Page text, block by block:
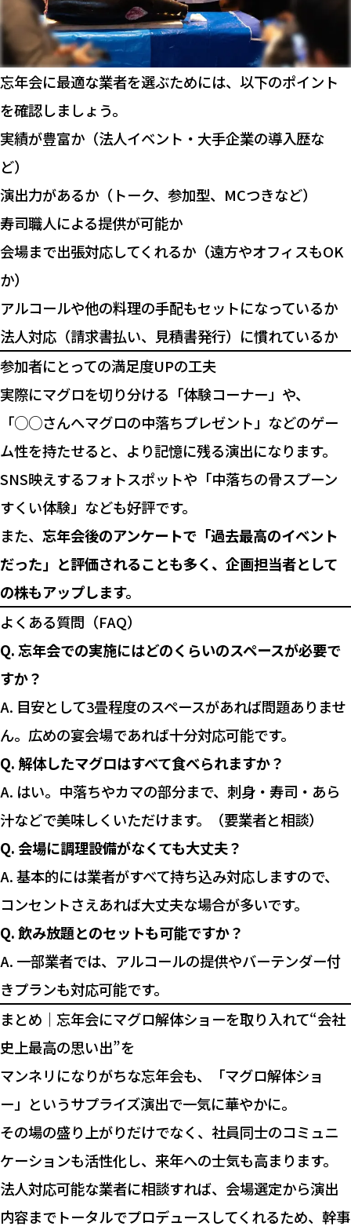
忘年会に最適な業者を選ぶためには、以下のポイント
を確認しましょう。
実績が豊富か（法人イベント・大手企業の導入歴な
ど）
演出力があるか（トーク、参加型、MCつきなど）
寿司職人による提供が可能か
会場まで出張対応してくれるか（遠方やオフィスもOK
か）
アルコールや他の料理の手配もセットになっているか
法人対応（請求書払い、見積書発行）に慣れているか
参加者にとっての満足度UPの工夫
実際にマグロを切り分ける「体験コーナー」や、
「○○さんへマグロの中落ちプレゼント」などのゲー
ム性を持たせると、より記憶に残る演出になります。
SNS映えするフォトスポットや「中落ちの骨スプーン
すくい体験」なども好評です。
また、 忘年会後のアンケートで「過去最高のイベント
だった」と評価されることも多く、企画担当者として
の株もアップします。
よくある質問（FAQ）
Q. 忘年会での実施にはどのくらいのスペースが必要で
すか？
A. 目安として3畳程度のスペースがあれば問題ありませ
ん。広めの宴会場であれば十分対応可能です。
Q. 解体したマグロはすべて食べられますか？
A. はい。中落ちやカマの部分まで、刺身・寿司・あら
汁などで美味しくいただけます。（要業者と相談）
Q. 会場に調理設備がなくても大丈夫？
A. 基本的には業者がすべて持ち込み対応しますので、
コンセントさえあれば大丈夫な場合が多いです。
Q. 飲み放題とのセットも可能ですか？
A. 一部業者では、アルコールの提供やバーテンダー付
きプランも対応可能です。
まとめ｜忘年会にマグロ解体ショーを取り入れて“会社
史上最高の思い出”を
マンネリになりがちな忘年会も、「マグロ解体ショ
ー」というサプライズ演出で一気に華やかに。
その場の盛り上がりだけでなく、社員同士のコミュニ
ケーションも活性化し、来年への士気も高まります。
法人対応可能な業者に相談すれば、会場選定から演出
内容までトータルでプロデュースしてくれるため、幹事